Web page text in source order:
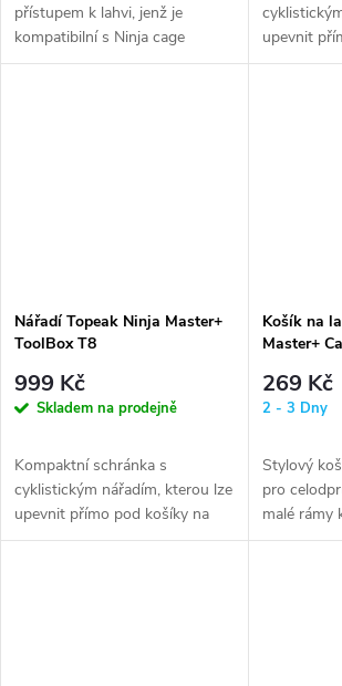
přístupem k lahvi, jenž je
kompatibilní s Ninja cage
QuickClick™ sytémem, díky
upevnit
láhev se
Nářadí Topeak Ninja Master+
ToolBox T8
999 Kč
Skladem na prodejně
Kompaktní schránka s
cyklistickým nářadím, kterou lze
upevnit přímo pod košíky na
láhev se systémem Cage Mount
Košík na
Master+
269 Kč
2 - 3 Dny
Stylový
pro
malé rámy
přístupem